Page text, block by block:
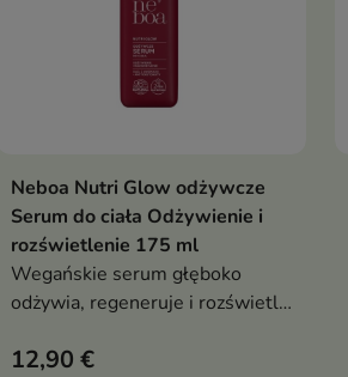
 Dodaj do koszyka
Neboa Nutri Glow odżywcze
Serum do ciała Odżywienie i
rozświetlenie 175 ml
Wegańskie serum głęboko
odżywia, regeneruje i rozświetla
elastyczność, miękkość i
12,90 €